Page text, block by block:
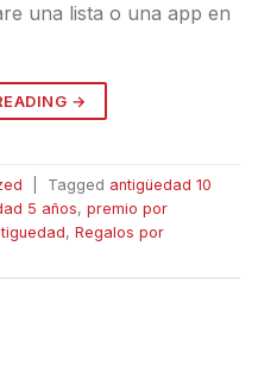
una lista o una app en
→
Tagged antigüedad 10
5 años, premio por
, Regalos por